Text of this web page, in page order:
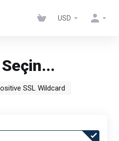
USD
Seçin...
SSL Wildcard